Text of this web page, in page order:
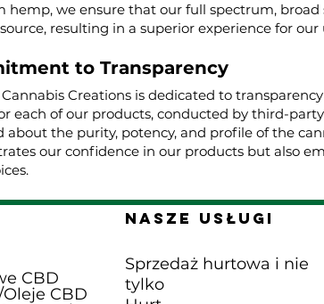
hemp, we ensure that our full spectrum,
resulting in a superior experience for our
to Transparency
Creations is dedicated to
each of our products, conducted by third-
about the purity, potency, and profile of the
our confidence in our products but also
CBD
CBD
Nasze Usługi
Sprzedaż hurtowa i nie
tylko